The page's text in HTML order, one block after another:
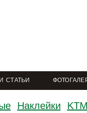
СТАТЬИ
Наклейки KTM